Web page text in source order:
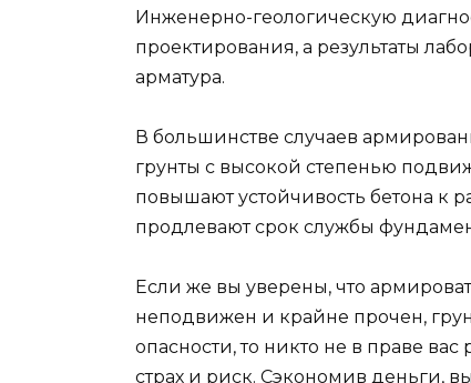
Инженерно-геологическую
проектирования, а результаты
арматура.
В большинстве случаев
грунты с высокой степенью
повышают устойчивость бетона к
продлевают срок службы
Если же вы уверены, что
неподвижен и крайне прочен,
опасности, то никто не в праве
страх и риск. Сэкономив деньги,